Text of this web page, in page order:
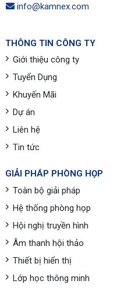
info@kamnex.com
THÔNG TIN CÔNG TY
Giới thiệu công ty
Tuyển Dụng
Khuyến Mãi
Dự án
Liên hệ
Tin tức
GIẢI PHÁP PHÒNG HỌP
Toàn bộ giải pháp
Hệ thống phòng họp
Hội nghị truyền hình
Âm thanh hội thảo
Thiết bị hiển thị
Lớp học thông minh